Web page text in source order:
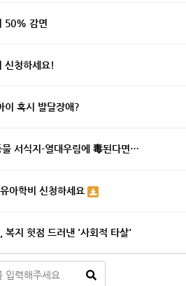
50% 감면
신청하세요!
이 혹시 발달장애?
물 서식지-열대우림에 毒된다면…
아학비 신청하세요
복지 헛점 드러낸 '사회적 타살'